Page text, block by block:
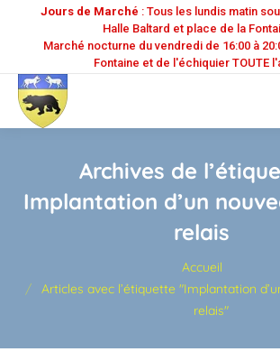
Jours de Marché : Tous les lundis matin
Halle Baltard et place de la
Marché nocturne du vendredi de 16:00 à
Fontaine et de l'échiquier TOUTE
Archives de
Implantation d’un
relais
Accueil
Articles avec l’étiquette "Implantation
relais"